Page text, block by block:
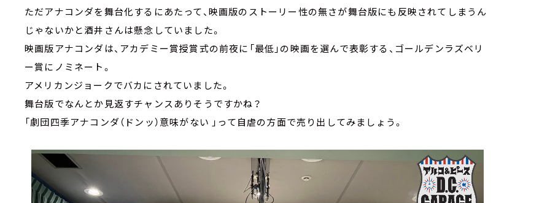
ただアナコンダを舞台化するにあたって、映画版のストーリー性の無さが舞台版にも反映されてしまうん
じゃないかと酒井さんは懸念していました。
映画版アナコンダは、アカデミー賞授賞式の前夜に「最低」の映画を選んで表彰する、ゴールデンラズベリ
ー賞にノミネート。
アメリカンジョークでバカにされていました。
舞台版でなんとか見返すチャンスありそうですかね？
「劇団四季アナコンダ（ドンッ）意味がない 」って自虐の方面で売り出してみましょう。